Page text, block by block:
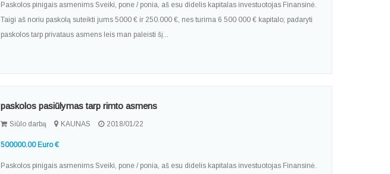
Paskolos pinigais asmenims Sveiki, pone / ponia, aš esu didelis kapitalas investuotojas Finansinė.
Taigi aš noriu paskolą suteikti jums 5000 € ir 250.000 €, nes turima 6 500 000 € kapitalo; padaryti
paskolos tarp privataus asmens leis man paleisti šį...
paskolos pasiūlymas tarp rimto asmens
Siūlo darbą KAUNAS 2018/01/22
500000.00 Euro €
Paskolos pinigais asmenims Sveiki, pone / ponia, aš esu didelis kapitalas investuotojas Finansinė.